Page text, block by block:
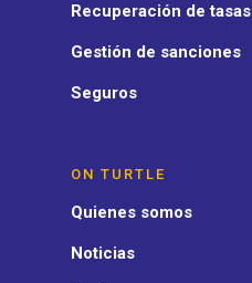
Recuperación de tasas
Gestión de sanciones
Seguros
ON TURTLE
Quienes somos
Noticias